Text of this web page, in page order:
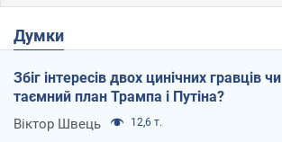
Думки
Збіг інтересів двох цинічних гравців чи
таємний план Трампа і Путіна?
Віктор Швець 12,6 т.